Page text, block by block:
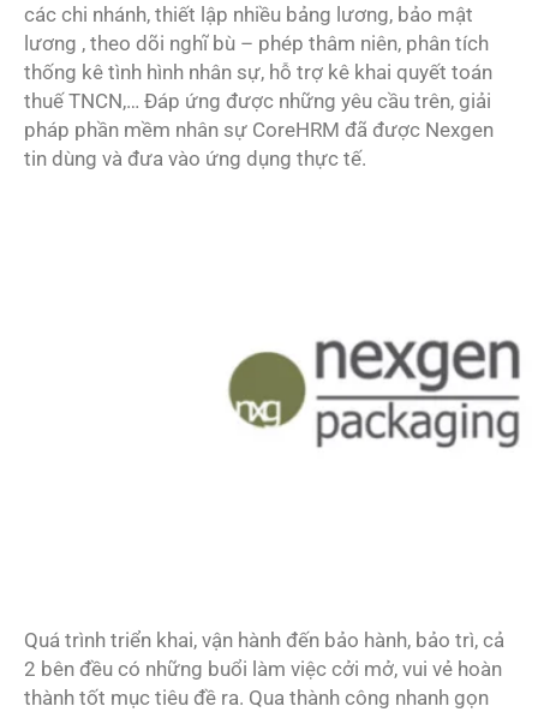
các chi nhánh, thiết lập nhiều bảng lương, bảo mật
lương , theo dõi nghĩ bù – phép thâm niên, phân tích
thống kê tình hình nhân sự, hỗ trợ kê khai quyết toán
thuế TNCN,… Đáp ứng được những yêu cầu trên, giải
pháp phần mềm nhân sự CoreHRM đã được Nexgen
tin dùng và đưa vào ứng dụng thực tế.
Quá trình triển khai, vận hành đến bảo hành, bảo trì, cả
2 bên đều có những buổi làm việc cởi mở, vui vẻ hoàn
thành tốt mục tiêu đề ra. Qua thành công nhanh gọn